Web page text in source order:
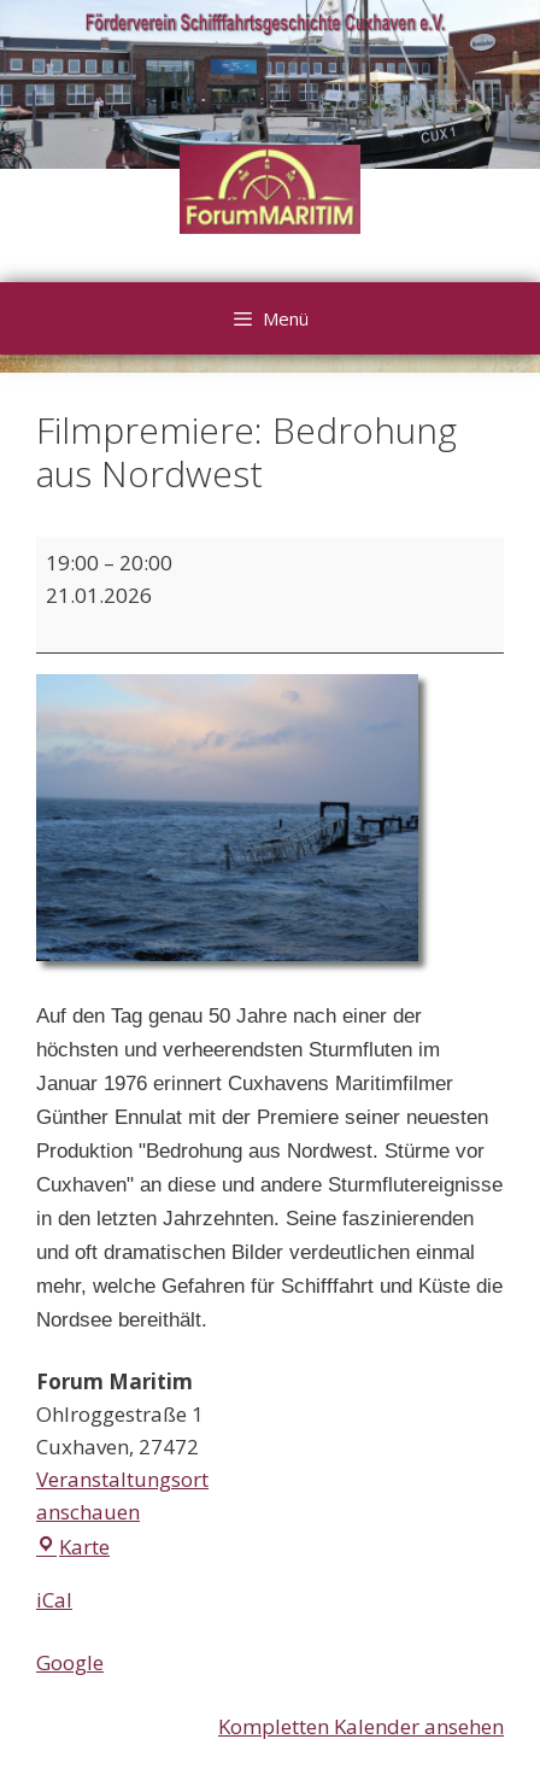
Inhalt
springen
Menü
Filmpremiere: Bedrohung
aus Nordwest
Filmpremiere:
Bedrohung
Nordwest
19:00 – 20:00
21.01.2026
Auf den Tag genau 50 Jahre nach einer der
höchsten und verheerendsten Sturmfluten im
Januar 1976 erinnert Cuxhavens Maritimfilmer
Günther Ennulat mit der Premiere seiner neuesten
Produktion "Bedrohung aus Nordwest. Stürme vor
Cuxhaven" an diese und andere Sturmflutereignisse
in den letzten Jahrzehnten. Seine faszinierenden
und oft dramatischen Bilder verdeutlichen einmal
mehr, welche Gefahren für Schifffahrt und Küste die
Nordsee bereithält.
Forum Maritim
Ohlroggestraße 1
Cuxhaven, 27472
Veranstaltungsort
anschauen
Karte
iCal
Google
Kompletten Kalender ansehen